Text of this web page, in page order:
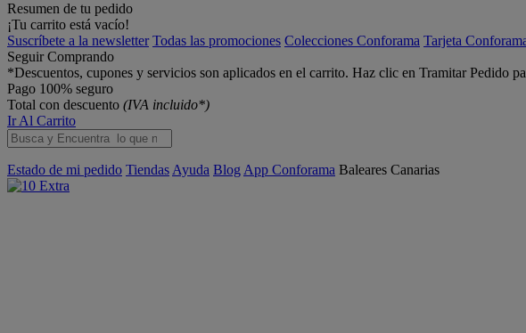
Resumen de tu pedido
¡Tu carrito está vacío!
Suscríbete a la newsletter Todas las promociones Colecciones Conforama Tarjeta
Seguir Comprando
*Descuentos, cupones y servicios son aplicados en el carrito. Haz clic en Tramitar Pedido
Pago 100% seguro
Total con descuento (IVA incluido*)
Ir Al Carrito
Estado de mi pedido Tiendas Ayuda Blog App Conforama Baleares Canarias